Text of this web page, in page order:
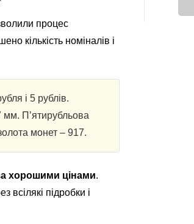
процес
кількість номіналів і
і 5 рублів.
мм. П’ятирубльова
монет – 917.
хорошими цінами.
всілякі підробки і